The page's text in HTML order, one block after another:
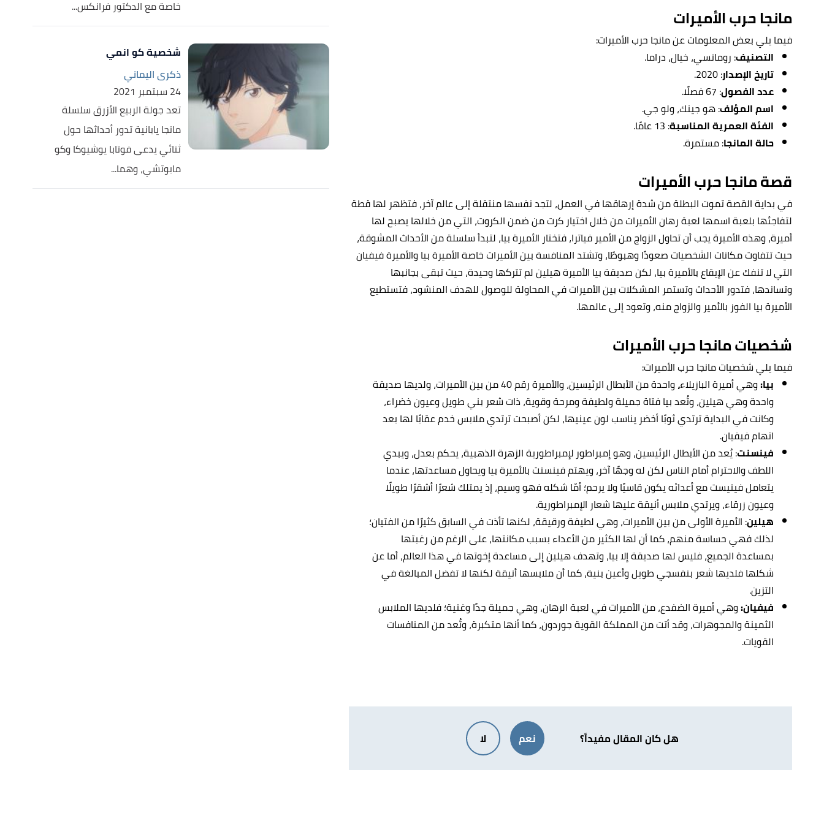
مانجا حرب الأميرات
فيما يلي بعض المعلومات عن مانجا حرب الأميرات:
التصنيف: رومانسي، خيال، دراما.
تاريخ الإصدار: 2020.
عدد الفصول: 67 فصلًا.
اسم المؤلف: هو جينك، ولو جي.
الفئة العمرية المناسبة: 13 عامًا.
حالة المانجا: مستمرة.
قصة مانجا حرب الأميرات
في بداية القصة تموت البطلة من شدة إرهاقها في العمل، لتجد نفسها منتقلة إلى عالم آخر، فتظهر لها قطة
لتفاجئها بلعبة اسمها لعبة رهان الأميرات من خلال اختيار كرت من ضمن الكروت، التي من خلالها يصبح لها
أميرة، وهذه الأميرة يجب أن تحاول الزواج من الأمير فياترا، فتختار الأميرة بيا، لتبدأ سلسلة من الأحداث المشوقة،
حيث تتفاوت مكانات الشخصيات صعودًا وهبوطًا، وتشتد المنافسة بين الأميرات خاصة الأميرة بيا والأميرة فيفيان
التي لا تنفك عن الإيقاع بالأميرة بيا، لكن صديقة بيا الأميرة هيلين لم تتركها وحيدة، حيث تبقى بجانبها
وتساندها، فتدور الأحداث وتستمر المشكلات بين الأميرات في المحاولة للوصول للهدف المنشود، فتستطيع
الأميرة بيا الفوز بالأمير والزواج منه، وتعود إلى عالمها.
شخصيات مانجا حرب الأميرات
فيما يلي شخصيات مانجا حرب الأميرات:
بيا:وهي أميرة البازيلاء،
واحدة من الأبطال الرئيسين، والأميرة رقم 40 من بين الأميرات، ولديها صديقة
واحدة وهي هيلين، وتُعد بيا فتاة جميلة ولطيفة ومرحة وقوية، ذات شعر بني طويل وعيون خضراء،
وكانت في البداية ترتدي ثوبًا أخضر يناسب لون عينيها، لكن أصبحت ترتدي ملابس خدم عقابًا لها بعد
اتهام فيفيان.
فينسنت: يُعد من الأبطال الرئيسين، وهو إمبراطور لإمبراطورية الزهرة الذهبية، يحكم بعدل، ويبدي
اللطف والاحترام أمام الناس لكن له وجهًا آخر، ويهتم فينسنت بالأميرة بيا ويحاول مساعدتها، عندما
يتعامل فينيست مع أعدائه يكون قاسيًا ولا يرحم؛ أمّا شكله فهو وسيم، إذ يمتلك شعرًا أشقرًا طويلًا
وعيون زرقاء، ويرتدي ملابس أنيقة عليها شعار الإمبراطورية.
هيلين: الأميرة الأولى من بين الأميرات، وهي لطيفة ورقيقة، لكنها تأذت في السابق كثيرًا من الفتيان؛
لذلك فهي حساسة منهم، كما أن لها الكثير من الأعداء بسبب مكانتها، على الرغم من رغبتها
بمساعدة الجميع، فليس لها صديقة إلا بيا، وتهدف هيلين إلى مساعدة إخوتها في هذا العالم، أما عن
شكلها فلديها شعر بنفسجي طويل وأعين بنية، كما أن ملابسها أنيقة لكنها لا تفضل المبالغة في
التزين.
فيفيان:وهي أميرة الضفدع، من الأميرات في لعبة الرهان، وهي جميلة جدًا وغنية؛ فلديها الملابس
الثمينة والمجوهرات، وقد أتت من المملكة القوية جوردون، كما أنها متكبرة، وتُعد من المنافسات
القويات.
هل كان المقال مفيداً؟ نعم لا
خاصة مع الدكتور فرانكس...
شخصية كو انمي
ذكرى اليماني
24 سبتمبر 2021
تعد جولة الربيع الأزرق سلسلة
مانجا يابانية تدور أحداثها حول
ثنائي يدعى فوتابا يوشيوكا وكو
مابوتشي، وهما...